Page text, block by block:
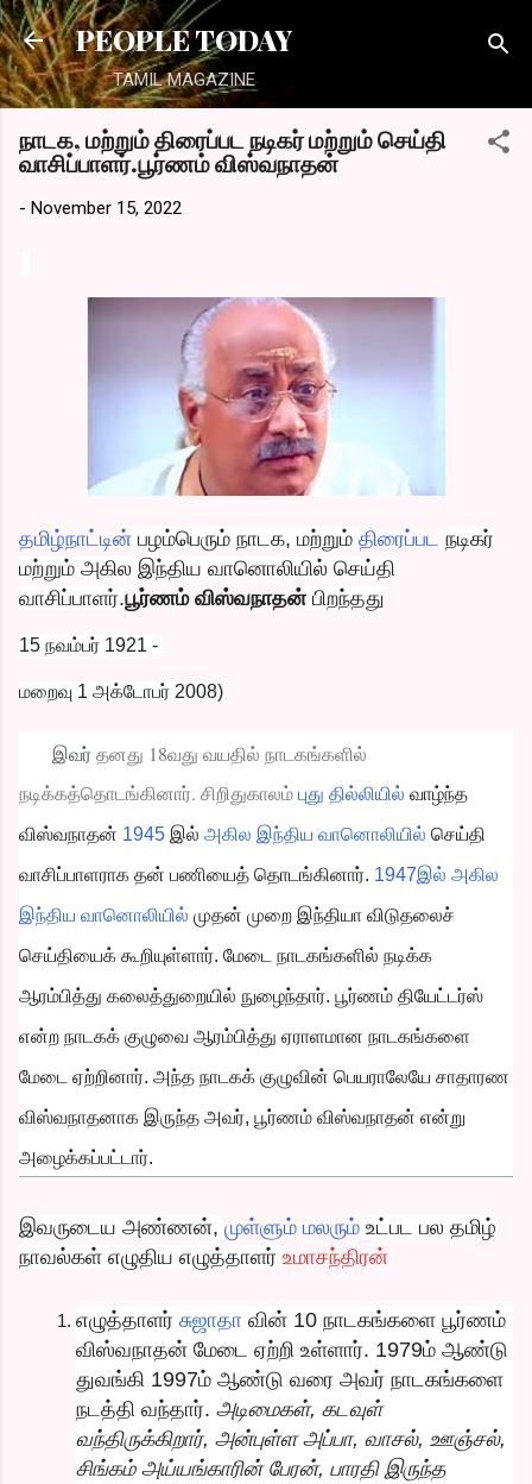
Skip to main content
PEOPLE TODAY
TAMIL MAGAZINE
நாடக, மற்றும் திரைப்பட நடிகர் மற்றும் செய்தி
வாசிப்பாளர்.பூர்ணம் விஸ்வநாதன்
- November 15, 2022
தமிழ்நாட்டின் பழம்பெரும் நாடக, மற்றும் திரைப்பட
நடிகர்
மற்றும் அகில இந்திய வானொலியில் செய்தி
வாசிப்பாளர்.பூர்ணம் விஸ்வநாதன் பிறந்தது
15 நவம்பர் 1921 -
மறைவு 1 அக்டோபர் 2008)
இவர்தனது 18வது வயதில் நாடகங்களில்
நடிக்கத்தொடங்கினார். சிறிதுகாலம் புது தில்லியில் வாழ்ந்த
விஸ்வநாதன் 1945 இல் அகில இந்திய வானொலியில் செய்தி
வாசிப்பாளராக தன் பணியைத் தொடங்கினார். 1947இல் அகில
இந்திய வானொலியில் முதன் முறை இந்தியா விடுதலைச்
செய்தியைக் கூறியுள்ளார். மேடை நாடகங்களில் நடிக்க
ஆரம்பித்து கலைத்துறையில் நுழைந்தார். பூர்ணம் தியேட்டர்ஸ்
என்ற நாடகக் குழுவை ஆரம்பித்து ஏராளமான நாடகங்களை
மேடை ஏற்றினார். அந்த நாடகக் குழுவின் பெயராலேயே சாதாரண
விஸ்வநாதனாக இருந்த அவர், பூர்ணம் விஸ்வநாதன் என்று
அழைக்கப்பட்டார்.
இவருடைய அண்ணன், முள்ளும் மலரும் உட்பட பல தமிழ்
நாவல்கள் எழுதிய எழுத்தாளர் உமாசந்திரன்
எழுத்தாளர் சுஜாதா வின் 10 நாடகங்களை பூர்ணம்
விஸ்வநாதன் மேடை ஏற்றி உள்ளார். 1979ம் ஆண்டு
துவங்கி 1997ம் ஆண்டு வரை அவர் நாடகங்களை
நடத்தி வந்தார். அடிமைகள், கடவுள்
வந்திருக்கிறார், அன்புள்ள அப்பா, வாசல், ஊஞ்சல்,
சிங்கம் அய்யங்காரின் பேரன், பாரதி இருந்த